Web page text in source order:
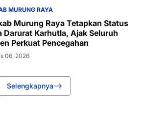
MURUNG RAYA
Murung Raya Tetapkan Status
Darurat Karhutla, Ajak Seluruh
Perkuat Pencegahan
06, 2026
Selengkapnya